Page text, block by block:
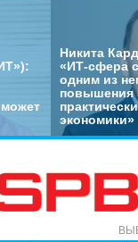
Никита
«ИТ-сфера
одним из
повышения
экономики»